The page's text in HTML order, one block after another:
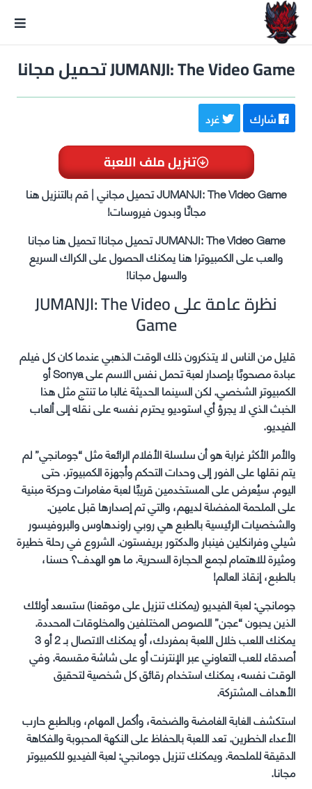
JUMANJI: The Video Game تحميل مجانا
شارك غرد
تنزيل ملف اللعبة
JUMANJI: The Video Game تحميل مجاني | قم بالتنزيل هنا
مجانًا وبدون فيروسات!
JUMANJI: The Video Game تحميل مجانا! تحميل هنا مجانا
والعب على الكمبيوتر! هنا يمكنك الحصول على الكراك السريع
والسهل مجانا!
نظرة عامة على JUMANJI: The Video
Game
قليل من الناس لا يتذكرون ذلك الوقت الذهبي عندما كان كل فيلم
عبادة مصحوبًا بإصدار لعبة تحمل نفس الاسم على Sonya أو
الكمبيوتر الشخصي. لكن السينما الحديثة غالبا ما تنتج مثل هذا
الخبث الذي لا يجرؤ أي استوديو يحترم نفسه على نقله إلى ألعاب
الفيديو.
والأمر الأكثر غرابة هو أن سلسلة الأفلام الرائعة مثل “جومانجي” لم
يتم نقلها على الفور إلى وحدات التحكم وأجهزة الكمبيوتر. حتى
اليوم. سيُعرض على المستخدمين قريبًا لعبة مغامرات وحركة مبنية
على الملحمة المفضلة لديهم، والتي تم إصدارها قبل عامين.
والشخصيات الرئيسية بالطبع هي روبي راوندهاوس والبروفيسور
شيلي وفرانكلين فينبار والدكتور بريفستون. الشروع في رحلة خطيرة
ومثيرة للاهتمام لجمع الحجارة السحرية. ما هو الهدف؟ حسنا،
بالطبع، إنقاذ العالم!
جومانجي: لعبة الفيديو (يمكنك تنزيل على موقعنا) ستسعد أولئك
الذين يحبون “عجن” اللصوص المختلفين والمخلوقات المحددة.
يمكنك اللعب خلال اللعبة بمفردك، أو يمكنك الاتصال بـ 2 أو 3
أصدقاء للعب التعاوني عبر الإنترنت أو على شاشة مقسمة. وفي
الوقت نفسه، يمكنك استخدام رقائق كل شخصية لتحقيق
الأهداف المشتركة.
استكشف الغابة الغامضة والضخمة، وأكمل المهام، وبالطبع حارب
الأعداء الخطرين. تعد اللعبة بالحفاظ على النكهة المحبوبة والفكاهة
الدقيقة للملحمة. ويمكنك تنزيل جومانجي: لعبة الفيديو للكمبيوتر
مجانا.